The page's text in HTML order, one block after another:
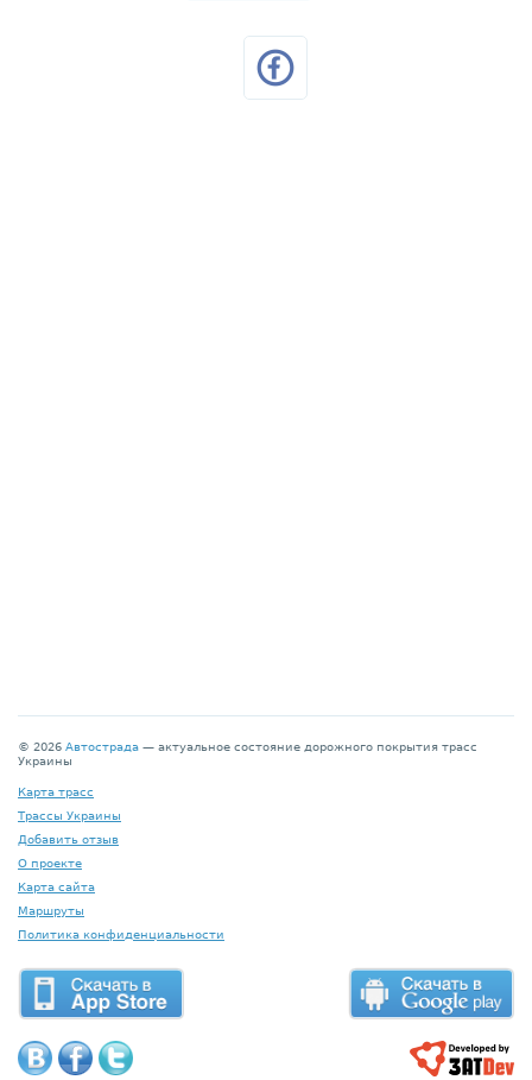
© 2026 Автострада — актуальное состояние дорожного покрытия трасс
Украины
Карта трасс
Трассы Украины
Добавить отзыв
О проекте
Карта сайта
Маршруты
Политика конфиденциальности